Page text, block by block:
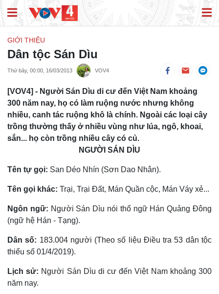
GIỚI THIỆU
Dân tộc Sán Dìu
Thứ bảy, 00:00, 16/03/2013 VOV4
[VOV4] - Người Sán Dìu di cư đến Việt Nam khoảng
300 năm nay, họ có làm ruộng nước nhưng không
nhiều, canh tác ruộng khô là chính. Ngoài các loại cây
trồng thường thấy ở nhiều vùng như lúa, ngô, khoai,
sắn... họ còn trồng nhiều cây có củ.
NGƯỜI SÁN DÌU
Tên tự gọi: San Déo Nhín (Sơn Dao Nhân).
Tên gọi khác: Trại, Trại Ðất, Mán Quần cộc, Mán Váy xẻ...
Ngôn ngữ: Người Sán Dìu nói thổ ngữ Hán Quảng Ðông
(ngữ hệ Hán - Tạng).
Dân số: 183.004 người (Theo số liệu Điều tra 53 dân tộc
thiểu số 01/4/2019).
Lịch sử: Người Sán Dìu di cư đến Việt Nam khoảng 300
năm nay.